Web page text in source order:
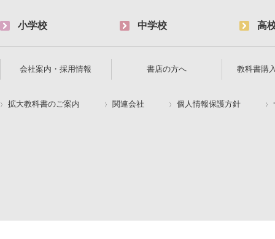
小学校 中学校 高
会社案内・採用情報 書店の方へ 教科書購
拡大教科書のご案内 関連会社 個人情報保護方針